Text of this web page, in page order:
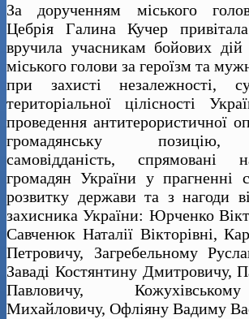
За дорученням міського
Цебрія Галина Кучер
вручила учасникам бойових
міського голови за героїзм та
при захисті незалежності,
територіальної цілісності
проведення антитерористичної
громадянську позицію,
самовідданість, спрямовані
громадян України у прагненні
розвитку держави та з нагоди
захисника України: Юрченко
Савченюк Наталії Вікторівні,
Петровичу, Загребельному
Заваді Костянтину Дмитровичу,
Павловичу,
Михайловичу, Офліяну Вадиму